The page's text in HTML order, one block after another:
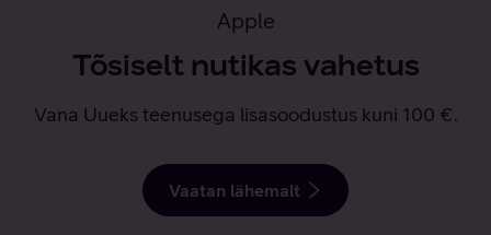
Apple
Tõsiselt nutikas vahetus
Vana Uueks teenusega lisasoodustus kuni 100 €.
Vaatan lähemalt